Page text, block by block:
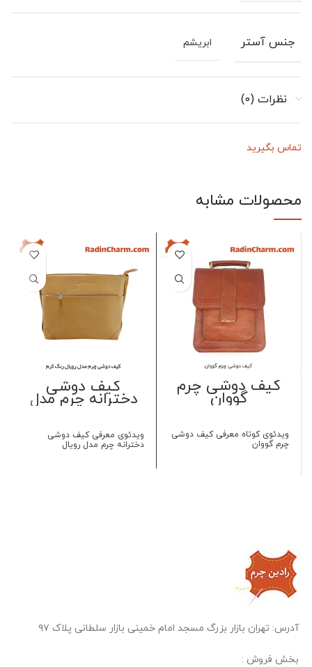
جنس آستر ابریشم
نظرات (0)
تماس بگیرید
محصولات مشابه
کیف دوشی چرم
گووان
ویدئوی کوتاه معرفی کیف دوشی
چرم گووان
کیف دوشی
دخترانه چرم مدل
رویال
ویدئوی معرفی کیف دوشی
دخترانه چرم مدل رویال
آدرس: تهران بازار بزرگ مسجد امام خمینی بازار سلطانی پلاک ۹۷
بخش فروش :